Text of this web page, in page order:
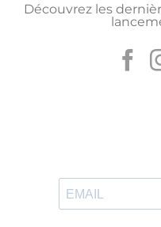
Découvrez les